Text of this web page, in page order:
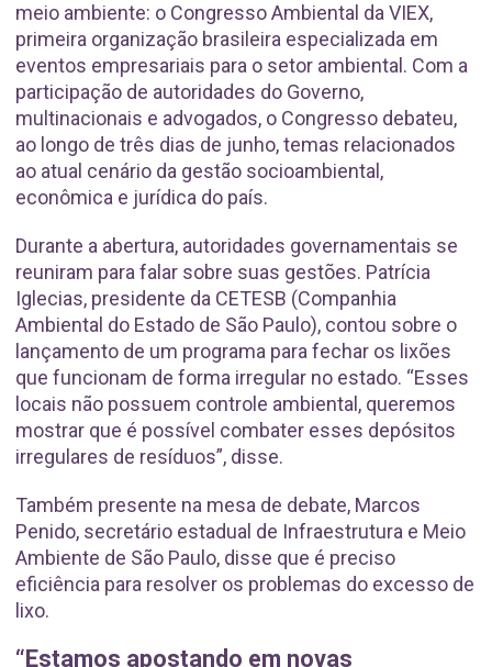
meio ambiente: o Congresso Ambiental da VIEX,
primeira organização brasileira especializada em
eventos empresariais para o setor ambiental. Com a
participação de autoridades do Governo,
multinacionais e advogados, o Congresso debateu,
ao longo de três dias de junho, temas relacionados
ao atual cenário da gestão socioambiental,
econômica e jurídica do país.
Durante a abertura, autoridades governamentais se
reuniram para falar sobre suas gestões. Patrícia
Iglecias, presidente da CETESB (Companhia
Ambiental do Estado de São Paulo), contou sobre o
lançamento de um programa para fechar os lixões
que funcionam de forma irregular no estado. “Esses
locais não possuem controle ambiental, queremos
mostrar que é possível combater esses depósitos
irregulares de resíduos”, disse.
Também presente na mesa de debate, Marcos
Penido, secretário estadual de Infraestrutura e Meio
Ambiente de São Paulo, disse que é preciso
eficiência para resolver os problemas do excesso de
lixo.
“Estamos apostando em novas